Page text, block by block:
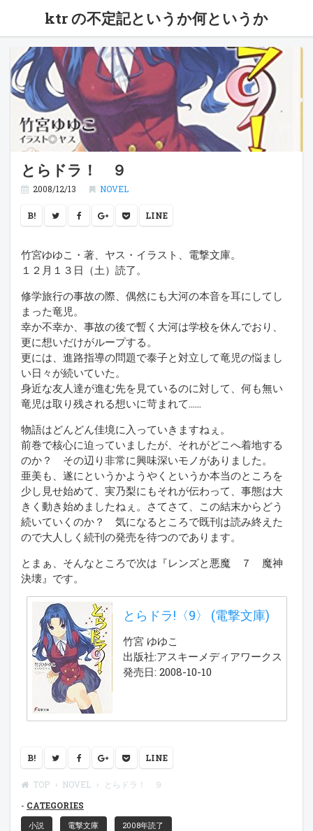
ktr の不定記というか何というか
とらドラ！ ９
2008/12/13 NOVEL
B! LINE
竹宮ゆゆこ・著、ヤス・イラスト、電撃文庫。
１２月１３日（土）読了。
修学旅行の事故の際、偶然にも大河の本音を耳にしてし
まった竜児。
幸か不幸か、事故の後で暫く大河は学校を休んでおり、
更に想いだけがループする。
更には、進路指導の問題で泰子と対立して竜児の悩まし
い日々が続いていた。
身近な友人達が進む先を見ているのに対して、何も無い
竜児は取り残される想いに苛まれて……
物語はどんどん佳境に入っていきますねぇ。
前巻で核心に迫っていましたが、それがどこへ着地する
のか？ その辺り非常に興味深いモノがありました。
亜美も、遂にというかようやくというか本当のところを
少し見せ始めて、実乃梨にもそれが伝わって、事態は大
きく動き始めましたねぇ。さてさて、この結末からどう
続いていくのか？ 気になるところで既刊は読み終えた
ので大人しく続刊の発売を待つのであります。
とまぁ、そんなところで次は『レンズと悪魔 ７ 魔神
決壊』です。
とらドラ!〈9〉 (電撃文庫)
竹宮 ゆゆこ
出版社:アスキーメディアワークス
発売日: 2008-10-10
B! LINE
TOP NOVEL
とらドラ！ ９
CATEGORIES
小説 電撃文庫 2008年読了